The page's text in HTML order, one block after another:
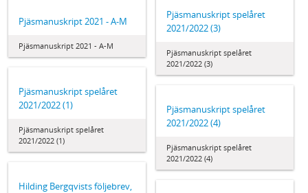
Pjäsmanuskript spelåret
2021/2022 (3)
Pjäsmanuskript spelåret
2021/2022 (3)
Pjäsmanuskript 2021 - A-M
Pjäsmanuskript 2021 - A-M
Pjäsmanuskript spelåret
2021/2022 (1)
Pjäsmanuskript spelåret
2021/2022 (1)
Pjäsmanuskript spelåret
2021/2022 (4)
Pjäsmanuskript spelåret
2021/2022 (4)
Hilding Bergqvists följebrev,